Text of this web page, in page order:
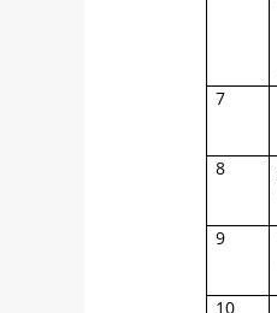
7
8
9
10